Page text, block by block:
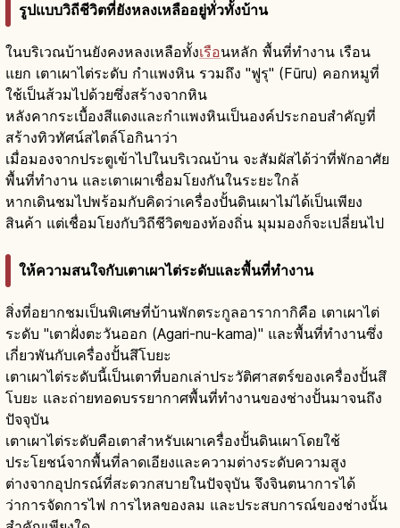
รูปแบบวิถีชีวิตที่ยังหลงเหลืออยู่ทั่วทั้งบ้าน
ในบริเวณบ้านยังคงหลงเหลือทั้งเรือนหลัก พื้นที่ทำงาน เรือน
แยก เตาเผาไต่ระดับ กำแพงหิน รวมถึง "ฟูรุ" (Fūru) คอกหมูที่
ใช้เป็นส้วมไปด้วยซึ่งสร้างจากหิน
หลังคากระเบื้องสีแดงและกำแพงหินเป็นองค์ประกอบสำคัญที่
สร้างทิวทัศน์สไตล์โอกินาว่า
เมื่อมองจากประตูเข้าไปในบริเวณบ้าน จะสัมผัสได้ว่าที่พักอาศัย
พื้นที่ทำงาน และเตาเผาเชื่อมโยงกันในระยะใกล้
หากเดินชมไปพร้อมกับคิดว่าเครื่องปั้นดินเผาไม่ได้เป็นเพียง
สินค้า แต่เชื่อมโยงกับวิถีชีวิตของท้องถิ่น มุมมองก็จะเปลี่ยนไป
ให้ความสนใจกับเตาเผาไต่ระดับและพื้นที่ทำงาน
สิ่งที่อยากชมเป็นพิเศษที่บ้านพักตระกูลอารากากิคือ เตาเผาไต่
ระดับ "เตาฝั่งตะวันออก (Agari-nu-kama)" และพื้นที่ทำงานซึ่ง
เกี่ยวพันกับเครื่องปั้นสึโบยะ
เตาเผาไต่ระดับนี้เป็นเตาที่บอกเล่าประวัติศาสตร์ของเครื่องปั้นสึ
โบยะ และถ่ายทอดบรรยากาศพื้นที่ทำงานของช่างปั้นมาจนถึง
ปัจจุบัน
เตาเผาไต่ระดับคือเตาสำหรับเผาเครื่องปั้นดินเผาโดยใช้
ประโยชน์จากพื้นที่ลาดเอียงและความต่างระดับความสูง
ต่างจากอุปกรณ์ที่สะดวกสบายในปัจจุบัน จึงจินตนาการได้
ว่าการจัดการไฟ การไหลของลม และประสบการณ์ของช่างนั้น